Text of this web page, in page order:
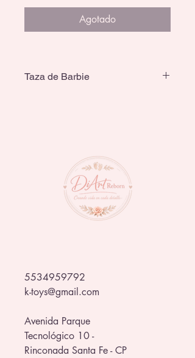
Agotado
Taza de Barbie
5534959792
k-toys@gmail.com
Avenida Parque
Tecnológico 10 -
Rinconada Santa Fe - CP